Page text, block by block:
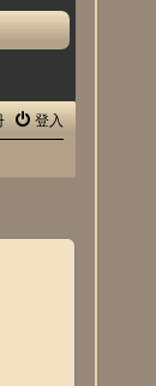
登入